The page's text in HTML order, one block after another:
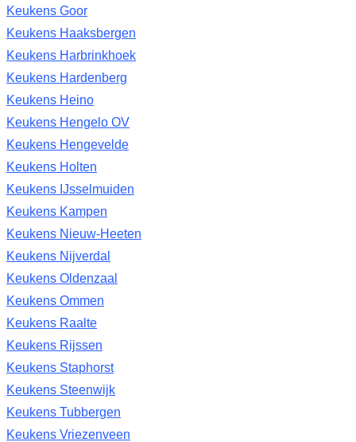
Keukens Goor
Keukens Haaksbergen
Keukens Harbrinkhoek
Keukens Hardenberg
Keukens Heino
Keukens Hengelo OV
Keukens Hengevelde
Keukens Holten
Keukens IJsselmuiden
Keukens Kampen
Keukens Nieuw-Heeten
Keukens Nijverdal
Keukens Oldenzaal
Keukens Ommen
Keukens Raalte
Keukens Rijssen
Keukens Staphorst
Keukens Steenwijk
Keukens Tubbergen
Keukens Vriezenveen